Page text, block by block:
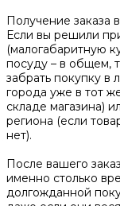
Получение заказа
Если вы решили
(малогабаритную
посуду – в общем,
забрать покупку в
города уже в тот
складе магазина)
региона (если
нет).
После вашего
именно столько
долгожданной